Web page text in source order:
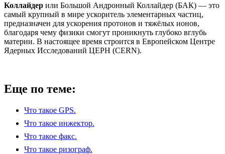
Коллайдер или Большой Андронный Коллайдер (БАК) — это
самый крупный в мире ускоритель элементарных частиц,
предназначен для ускорения протонов и тяжёлых ионов,
благодаря чему физики смогут проникнуть глубоко вглубь
материи. В настоящее время строится в Европейском Центре
Ядерных Исследований ЦЕРН (CERN).
Еще по теме:
Что такое GPS.
Что такое инжектор.
Что такое факс.
Что такое ризограф.